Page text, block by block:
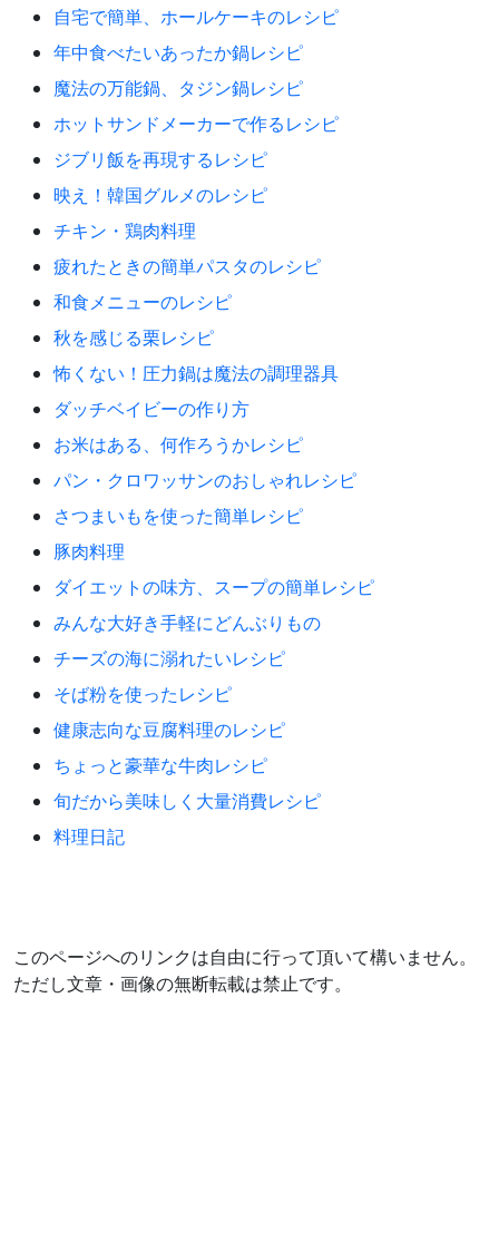
自宅で簡単、ホールケーキのレシピ
年中食べたいあったか鍋レシピ
魔法の万能鍋、タジン鍋レシピ
ホットサンドメーカーで作るレシピ
ジブリ飯を再現するレシピ
映え！韓国グルメのレシピ
チキン・鶏肉料理
疲れたときの簡単パスタのレシピ
和食メニューのレシピ
秋を感じる栗レシピ
怖くない！圧力鍋は魔法の調理器具
ダッチベイビーの作り方
お米はある、何作ろうかレシピ
パン・クロワッサンのおしゃれレシピ
さつまいもを使った簡単レシピ
豚肉料理
ダイエットの味方、スープの簡単レシピ
みんな大好き手軽にどんぶりもの
チーズの海に溺れたいレシピ
そば粉を使ったレシピ
健康志向な豆腐料理のレシピ
ちょっと豪華な牛肉レシピ
旬だから美味しく大量消費レシピ
料理日記
このページへのリンクは自由に行って頂いて構いません。
ただし文章・画像の無断転載は禁止です。